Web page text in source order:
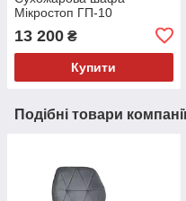
Мікростоп ГП-10
13 200 ₴
Купити
Подібні товари